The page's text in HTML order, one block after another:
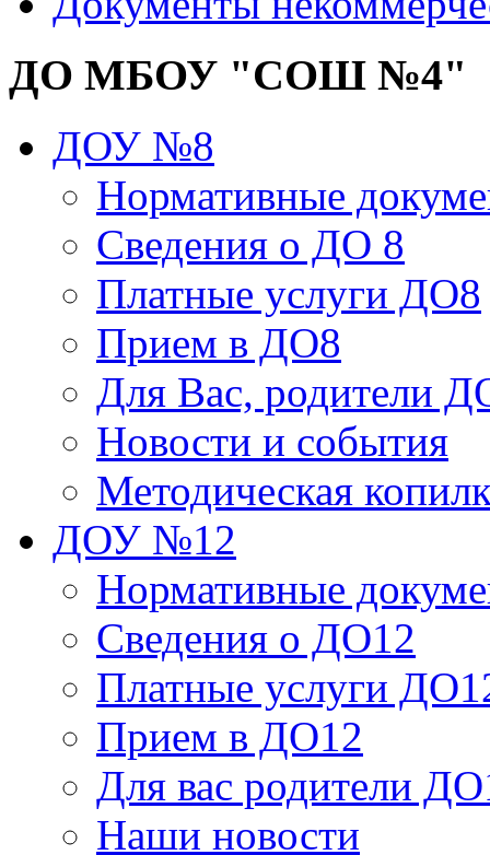
ДО МБОУ "СОШ №4"
ДОУ №8
Нормативные
Сведения о ДО 8
Платные услуги ДО8
Прием в ДО8
Для Вас, родители
Новости и события
Методическая
ДОУ №12
Нормативные
Сведения о ДО12
Платные услуги
Прием в ДО12
Для вас родители
Наши новости